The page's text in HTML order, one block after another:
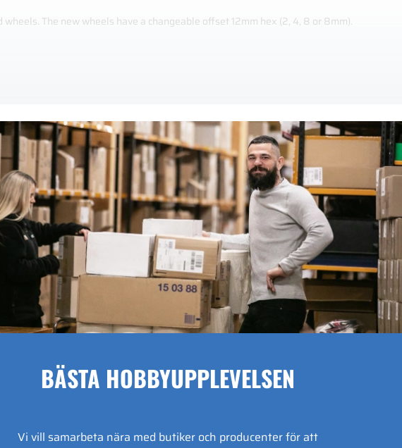
The new wheels have a changeable offset 12mm hex (2, 4, 8 or 8mm).
BÄSTA HOBBYUPPLEVELSEN
Vi vill samarbeta nära med butiker och producenter för att